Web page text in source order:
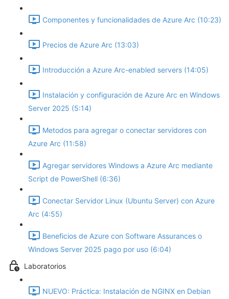
Componentes y funcionalidades de Azure Arc (10:23)
Precios de Azure Arc (13:03)
Introducción a Azure Arc-enabled servers (14:05)
Instalación y configuración de Azure Arc en Windows
Server 2025 (5:14)
Metodos para agregar o conectar servidores con
Azure Arc (11:58)
Agregar servidores Windows a Azure Arc mediante
Script de PowerShell (6:36)
Conectar Servidor Linux (Ubuntu Server) con Azure
Arc (4:55)
Beneficios de Azure con Software Assurances o
Windows Server 2025 pago por uso (6:04)
Laboratorios
NUEVO: Práctica: Instalación de NGINX en Debian